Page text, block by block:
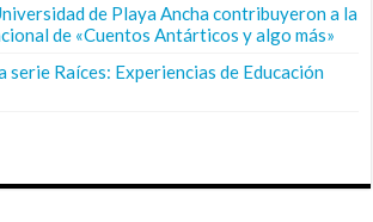
de Playa Ancha contribuyeron a la
de «Cuentos Antárticos y algo más»
serie Raíces: Experiencias de Educación